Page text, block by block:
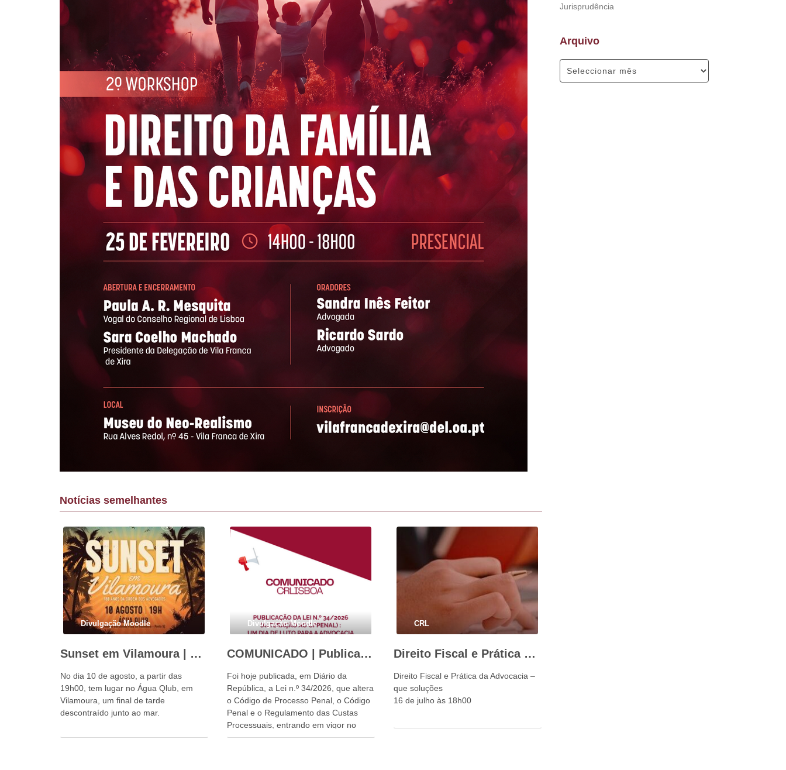
Notícias semelhantes
Divulgação Moodle
Sunset em Vilamoura | 10 de agosto
No dia 10 de agosto, a partir das
19h00, tem lugar no Água Qlub, em
Vilamoura, um final de tarde
descontraído junto ao mar.
Divulgação Moodle
COMUNICADO | Publicação da Lei n.º 34/2026: um dia de luto para a advocacia portuguesa e para o Estado de Direito
Foi hoje publicada, em Diário da
República, a Lei n.º 34/2026, que altera
o Código de Processo Penal, o Código
Penal e o Regulamento das Custas
Processuais, entrando em vigor no
próximo dia 1 de setembro.
CRL
Direito Fiscal e Prática da Advocacia – que soluções
Direito Fiscal e Prática da Advocacia –
que soluções
16 de julho às 18h00
Jurisprudência
Arquivo